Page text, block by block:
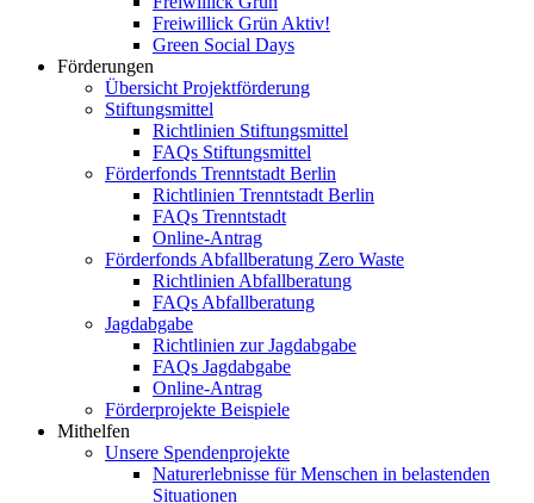
Freiwillick Grün Aktiv!
Green Social Days
Förderungen
Übersicht Projektförderung
Stiftungsmittel
Richtlinien Stiftungsmittel
FAQs Stiftungsmittel
Förderfonds Trenntstadt Berlin
Richtlinien Trenntstadt Berlin
FAQs Trenntstadt
Online-Antrag
Förderfonds Abfallberatung Zero Waste
Richtlinien Abfallberatung
FAQs Abfallberatung
Jagdabgabe
Richtlinien zur Jagdabgabe
FAQs Jagdabgabe
Online-Antrag
Förderprojekte Beispiele
Mithelfen
Unsere Spendenprojekte
Naturerlebnisse für Menschen in belastenden
Situationen